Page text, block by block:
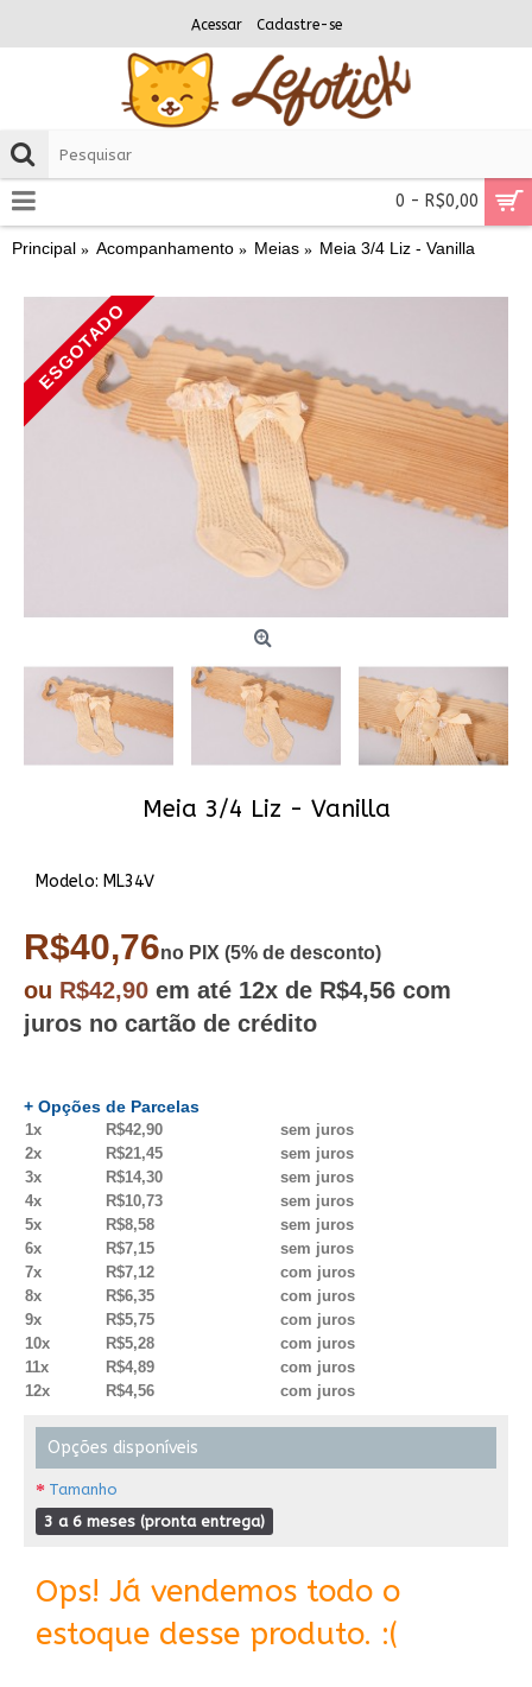
Acessar Cadastre-se
0 - R$0,00
Principal Acompanhamento Meias Meia 3/4 Liz - Vanilla
ESGOTADO
Meia 3/4 Liz - Vanilla
Modelo: ML34V
R$40,76no PIX (5% de desconto)
ou R$42,90 em até 12x de R$4,56 com
juros no cartão de crédito
+ Opções de Parcelas
1x R$42,90
sem juros
2x
R$21,45
sem juros
3x
R$14,30
sem juros
4x
R$10,73
sem juros
5x
R$8,58
sem juros
6x
R$7,15
sem juros
7x
R$7,12
com juros
8x
R$6,35
com juros
9x
R$5,75
com juros
10x
R$5,28
com juros
11x
R$4,89
com juros
12x
R$4,56 com juros
Opções disponíveis
Tamanho
3 a 6 meses (pronta entrega)
Ops! Já vendemos todo o
estoque desse produto. :(